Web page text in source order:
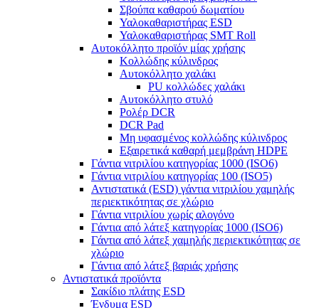
Σβούπα καθαρού δωματίου
Υαλοκαθαριστήρας ESD
Υαλοκαθαριστήρας SMT Roll
Αυτοκόλλητο προϊόν μίας χρήσης
Κολλώδης κύλινδρος
Αυτοκόλλητο χαλάκι
PU κολλώδες χαλάκι
Αυτοκόλλητο στυλό
Ρολέρ DCR
DCR Pad
Μη υφασμένος κολλώδης κύλινδρος
Εξαιρετικά καθαρή μεμβράνη HDPE
Γάντια νιτριλίου κατηγορίας 1000 (ISO6)
Γάντια νιτριλίου κατηγορίας 100 (ISO5)
Αντιστατικά (ESD) γάντια νιτριλίου χαμηλής
περιεκτικότητας σε χλώριο
Γάντια νιτριλίου χωρίς αλογόνο
Γάντια από λάτεξ κατηγορίας 1000 (ISO6)
Γάντια από λάτεξ χαμηλής περιεκτικότητας σε
χλώριο
Γάντια από λάτεξ βαριάς χρήσης
Αντιστατικά προϊόντα
Σακίδιο πλάτης ESD
Ένδυμα ESD